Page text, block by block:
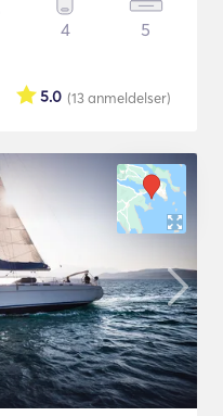
4 5
(13anmeldelser)
5.0